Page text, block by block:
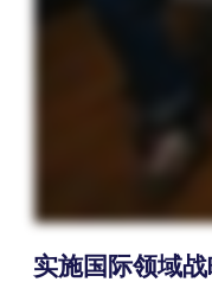
实施国际领域